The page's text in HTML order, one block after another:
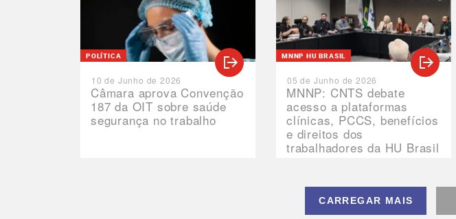
Câmara aprova Convenção
187 da OIT sobre saúde
segurança no trabalho
POLÍTICA
10 de Junho de 2026
MNNP: CNTS debate
acesso a plataformas
clínicas, PCCS, benefícios
e direitos dos
trabalhadores da HU Brasil
MNNP HU BRASIL
05 de Junho de 2026
CARREGAR MAIS